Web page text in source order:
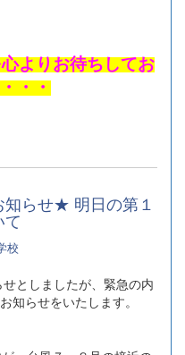
よりお待ちしてお
・・
らせ★ 明日の第１
て
校
としましたが、緊急の内
知らせをいたします。